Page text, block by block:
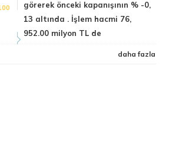
görerek önceki kapanışının % -0,
13 altında . İşlem hacmi 76,
952.00 milyon TL de
daha fazla